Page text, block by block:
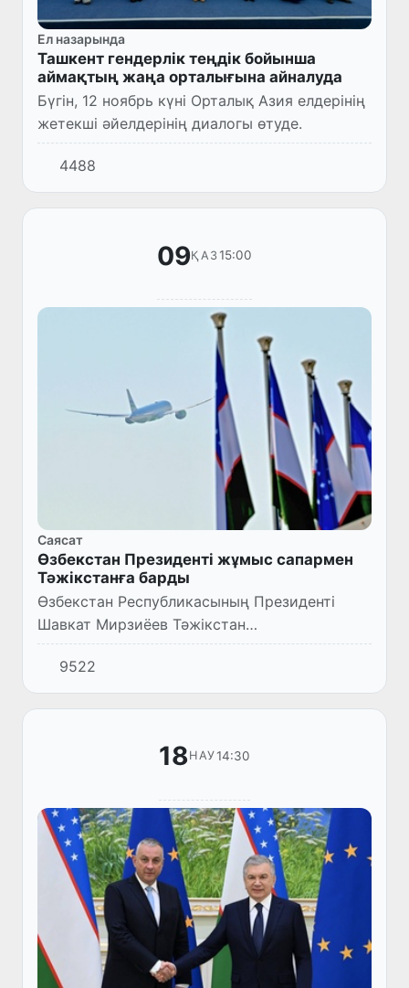
Ел назарында
Ташкент гендерлік теңдік бойынша
аймақтың жаңа орталығына айналуда
Бүгін, 12 ноябрь күні Орталық Азия елдерінің
жетекші әйелдерінің диалогы өтуде.
4488
09ҚАЗ15:00
Саясат
Өзбекстан Президенті жұмыс сапармен
Тәжікстанға барды
Өзбекстан Республикасының Президенті
Шавкат Мирзиёев Тәжікстан
Республикасының Президенті Эмомали
Рахмонның шақыруымен бүгін осы елге
жұмыс сапарымен барады.
9522
18НАУ14:30